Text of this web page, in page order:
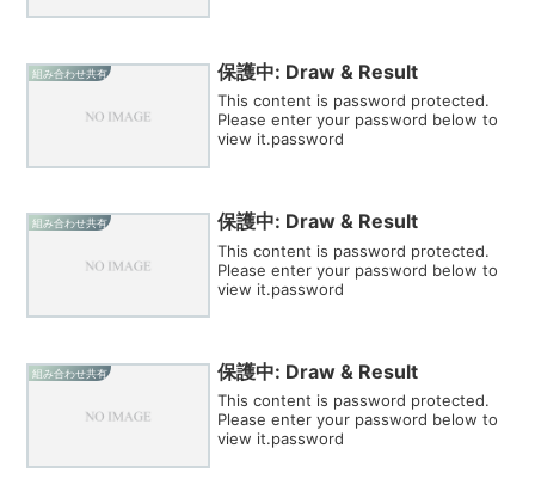
組み合わせ共有 保護中: Draw & Result
This content is password protected.
Please enter your password below to
view it.password
組み合わせ共有 保護中: Draw & Result
This content is password protected.
Please enter your password below to
view it.password
組み合わせ共有 保護中: Draw & Result
This content is password protected.
Please enter your password below to
view it.password